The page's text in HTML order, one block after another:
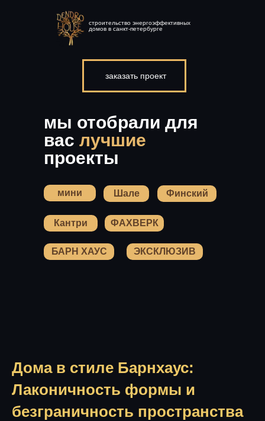
строительство энергоэффективных
домов в санкт-петербурге
заказать проект
мы отобрали для
вас лучшие
проекты
Шале
мини
Кантри
Финский
ФАХВЕРК
БАРН ХАУС ЭКСКЛЮЗИВ
Дома в стиле Барнхаус:
Лаконичность формы и
безграничность пространства